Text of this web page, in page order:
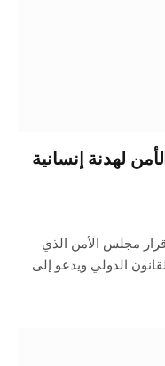
لهدنة إنسانية
مجلس الأمن الذي
الدولي ويدعو إلى